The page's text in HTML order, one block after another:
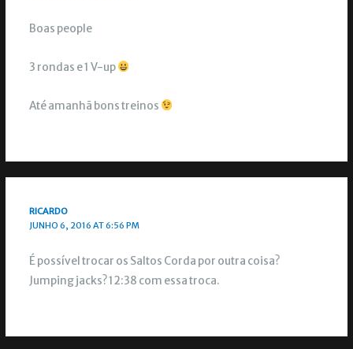
Boas people
3 rondas e 1 V-up
Até amanhã bons treinos
RICARDO
JUNHO 6, 2016 AT 6:56 PM
É possível trocar os Saltos Corda por outra coisa?
Jumping jacks? 12:38 com essa troca.